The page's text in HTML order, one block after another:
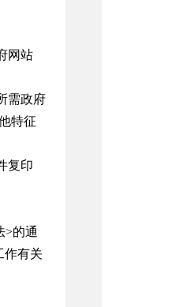
网站
需政府
特征
复印
>的通
作有关